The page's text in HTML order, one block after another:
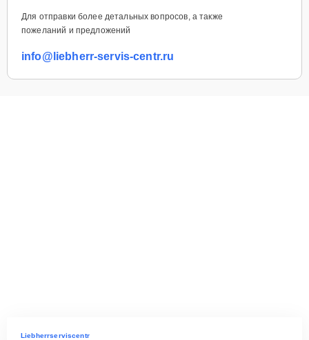
Для отправки более детальных вопросов, а также
пожеланий и предложений
info@liebherr-servis-centr.ru
Liebherrserviscentr